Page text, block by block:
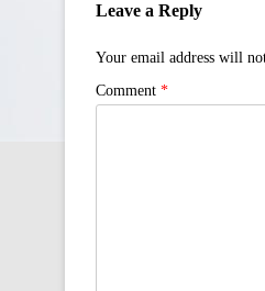
Leave a Reply
Your email address will
Comment *